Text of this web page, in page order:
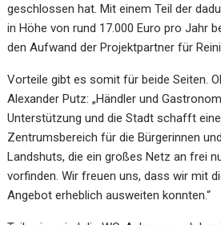
geschlossen hat. Mit einem Teil der
in Höhe von rund 17.000 Euro pro Jahr
den Aufwand der Projektpartner für
Vorteile gibt es somit für beide Seiten.
Alexander Putz: „Händler und
Unterstützung und die Stadt schafft
Zentrumsbereich für die Bürgerinnen
Landshuts, die ein großes Netz an frei
vorfinden. Wir freuen uns, dass wir mit
Angebot erheblich ausweiten konnten.“